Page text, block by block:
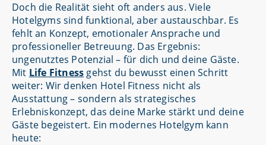
Doch die Realität sieht oft anders aus. Viele
Hotelgyms sind funktional, aber austauschbar. Es
fehlt an Konzept, emotionaler Ansprache und
professioneller Betreuung. Das Ergebnis:
ungenutztes Potenzial – für dich und deine Gäste.
Mit Life Fitness gehst du bewusst einen Schritt
weiter: Wir denken Hotel Fitness nicht als
Ausstattung – sondern als strategisches
Erlebniskonzept, das deine Marke stärkt und deine
Gäste begeistert. Ein modernes Hotelgym kann
heute: